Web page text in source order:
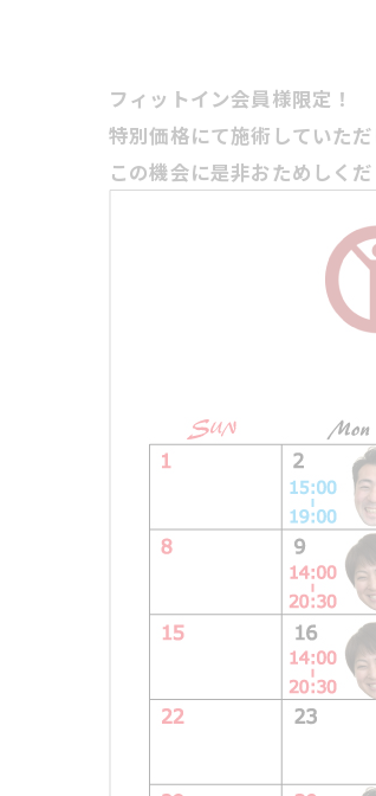
フィットイン会員様限定！
特別価格にて施術していただ
この機会に是非おためしくだ